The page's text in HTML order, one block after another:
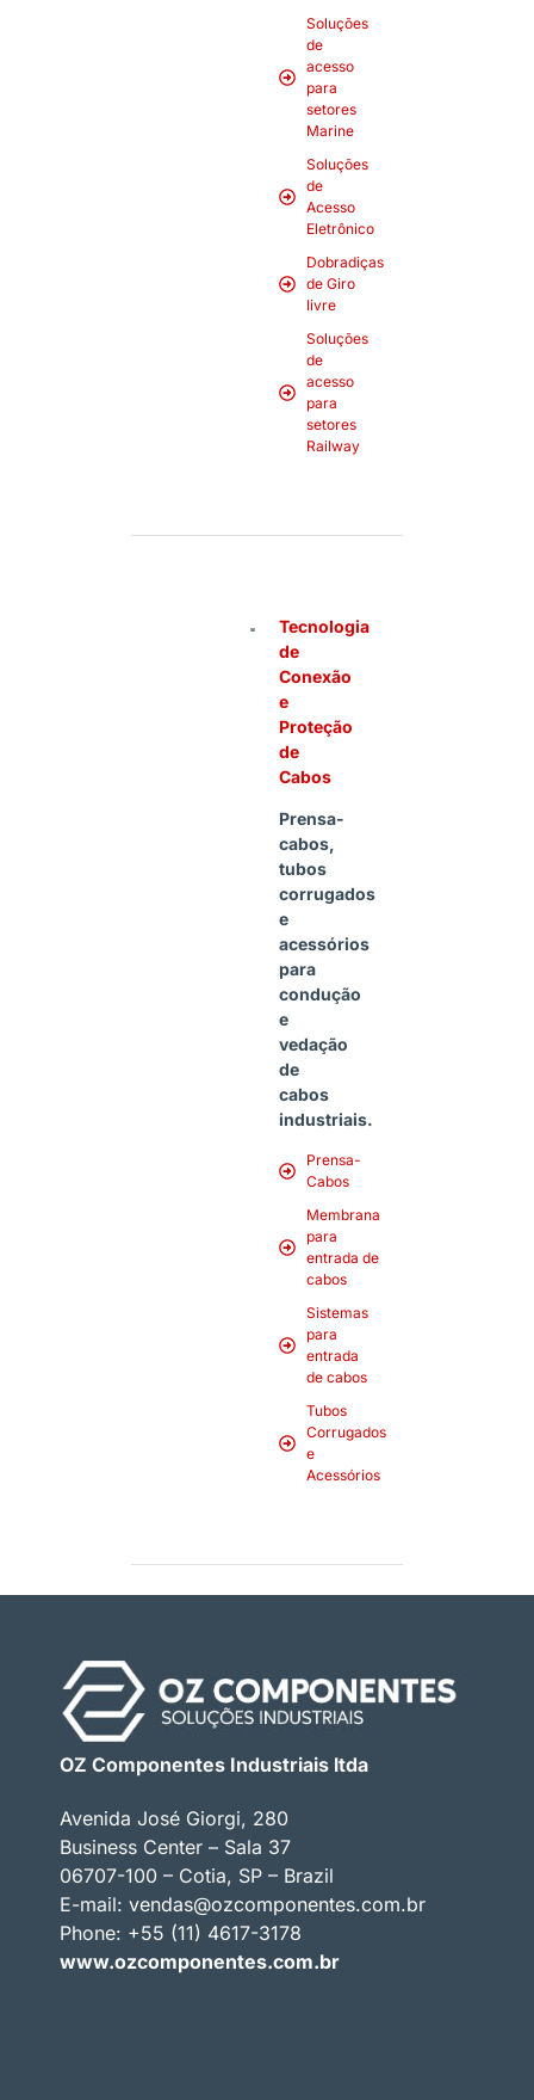
Soluções
de
acesso
para
setores
Marine
Soluções
de
Acesso
Eletrônico
Dobradiças
de Giro
livre
Soluções
de
acesso
para
setores
Railway
Tecnologia
de
Conexão
e
Proteção
de
Cabos
Prensa-
cabos,
tubos
corrugados
e
acessórios
para
condução
e
vedação
de
cabos
industriais.
Prensa-
Cabos
Membrana
para
entrada de
cabos
Sistemas
para
entrada
de cabos
Tubos
Corrugados
e
Acessórios
OZ Componentes Industriais ltda
Avenida José Giorgi, 280
Business Center – Sala 37
06707-100 – Cotia, SP – Brazil
E-mail: vendas@ozcomponentes.com.br
Phone: +55 (11) 4617-3178
www.ozcomponentes.com.br